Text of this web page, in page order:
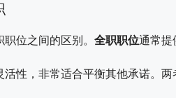
位之间的区别。 全职职位通常提
活性，非常适合平衡其他承诺。